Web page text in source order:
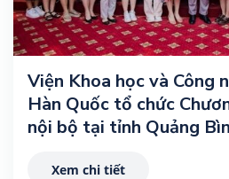
Viện Khoa học và Công
Hàn Quốc tổ chức
nội bộ tại tỉnh Quảng
Xem chi tiết